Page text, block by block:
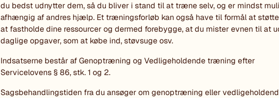
du bedst udnytter dem, så du bliver i stand til at træne selv, og er mindst
afhængig af andres hjælp. Et træningsforløb kan også have til formål at
at fastholde dine ressourcer og dermed forebygge, at du mister evnen til at
daglige opgaver, som at købe ind, støvsuge osv.
Indsatserne består af Genoptræning og Vedligeholdende træning efter
Servicelovens § 86, stk. 1 og 2.
Sagsbehandlingstiden fra du ansøger om genoptræning eller